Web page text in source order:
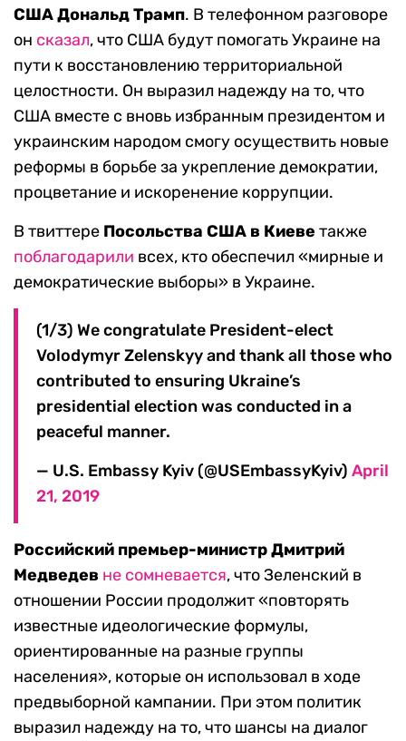
США Дональд Трамп. В телефонном разговоре
он сказал, что США будут помогать Украине на
пути к восстановлению территориальной
целостности. Он выразил надежду на то, что
США вместе с вновь избранным президентом и
украинским народом смогу осуществить новые
реформы в борьбе за укрепление демократии,
процветание и искоренение коррупции.
В твиттере Посольства США в Киеве также
поблагодарили всех, кто обеспечил «мирные и
демократические выборы» в Украине.
(1/3) We congratulate President-elect
Volodymyr Zelenskyy and thank all those who
contributed to ensuring Ukraine’s
presidential election was conducted in a
peaceful manner.
— U.S. Embassy Kyiv (@USEmbassyKyiv) April
21, 2019
Российский премьер-министр Дмитрий
Медведев не сомневается, что Зеленский в
отношении России продолжит «повторять
известные идеологические формулы,
ориентированные на разные группы
населения», которые он использовал в ходе
предвыборной кампании. При этом политик
выразил надежду на то, что шансы на диалог